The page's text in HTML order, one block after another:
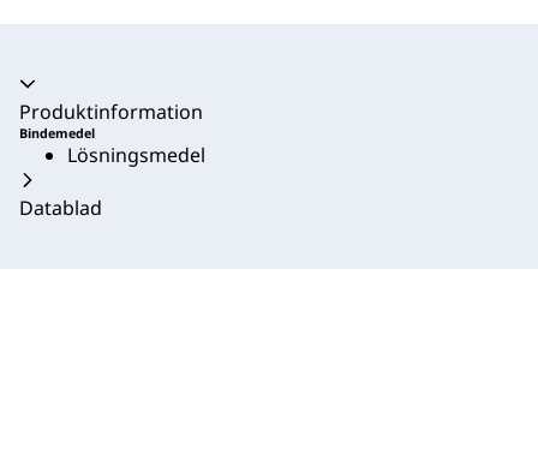
Produktinformation
Bindemedel
Lösningsmedel
Datablad